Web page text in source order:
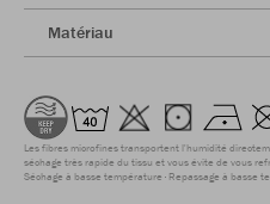
Matériau
Les fibres microfines transportent l'humidité
séchage très rapide du tissu et vous évite de vous
Séchage à basse température Repassage à basse